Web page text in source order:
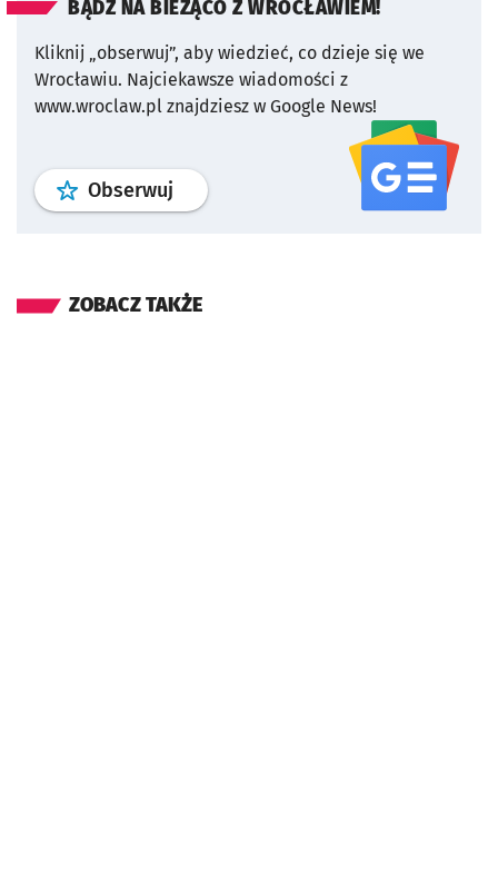
BĄDŹ NA BIEŻĄCO Z WROCŁAWIEM!
Kliknij „obserwuj”, aby wiedzieć, co dzieje się we
Wrocławiu. Najciekawsze wiadomości z
www.wroclaw.pl znajdziesz w Google News!
Obserwuj profil serwisu
ZOBACZ TAKŻE